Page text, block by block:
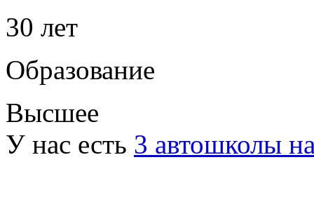
30 лет
Образование
Высшее
У нас есть 3 автошколы